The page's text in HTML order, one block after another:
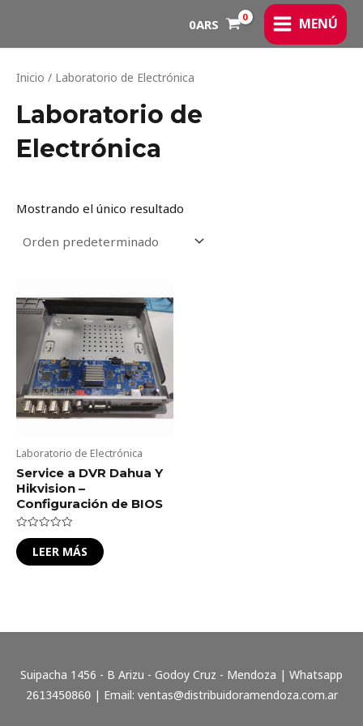
contenido
0ARS
MAIN
MENU
MENÚ
Inicio / Laboratorio de Electrónica
Laboratorio de
Electrónica
Mostrando el único resultado
Laboratorio de Electrónica
Service a DVR Dahua Y
Hikvision –
Configuración de BIOS
Valorado
en
0
de
LEER MÁS
Suipacha 1456 - B Arizu - Godoy Cruz - Mendoza | Whatsapp
2613450860| Email: ventas@distribuidoramendoza.com.ar